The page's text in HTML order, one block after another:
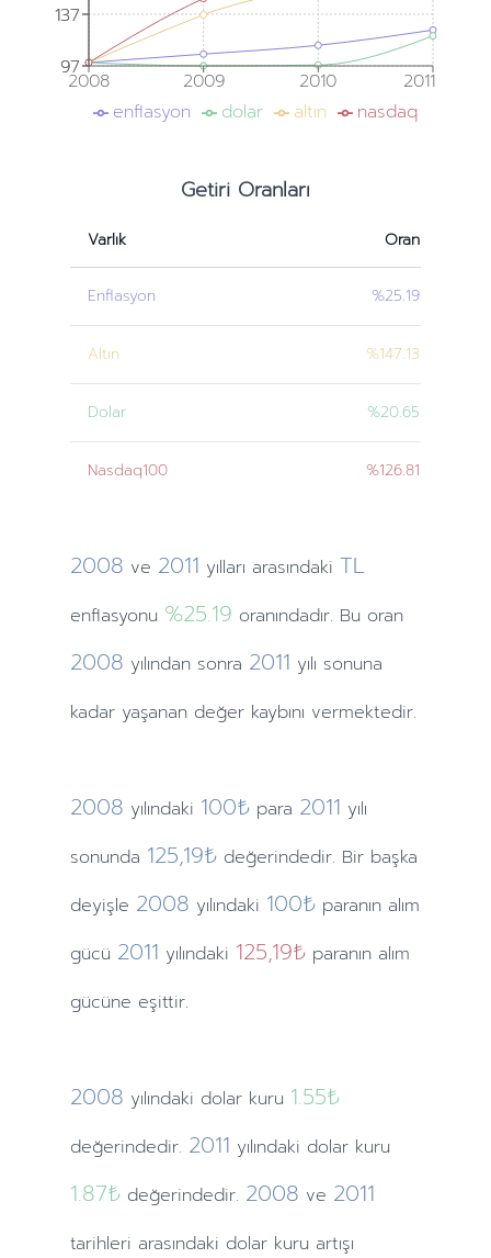
2008 2009 2010 2011
97
137
97
137
enflasyon dolar altın nasdaq
Getiri Oranları
Varlık Oran
Enflasyon %25.19
Altın %147.13
Dolar %20.65
Nasdaq100 %126.81
2008 ve 2011 yılları arasındaki TL
enflasyonu %25.19 oranındadır. Bu oran
2008 yılındansonra 2011 yılı sonuna
kadar yaşanan değer kaybını vermektedir.
2008 yılındaki 100₺ para 2011 yılı
sonunda 125,19₺ değerindedir. Bir başka
deyişle 2008 yılındaki 100₺ paranın alım
gücü 2011 yılındaki 125,19₺ paranın alım
gücüne eşittir.
2008 yılındaki dolar kuru 1.55₺
değerindedir. 2011 yılındaki dolar kuru
1.87₺değerindedir. 2008 ve 2011
tarihleri arasındaki dolar kuru artışı